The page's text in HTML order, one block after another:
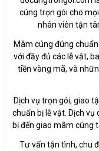
cúng trọn gói cho
nhân viên tận
Mâm cúng đúng
với đầy đủ các lễ vật,
tiền vàng mã, và
Dịch vụ trọn gói, giao
chuẩn bị lễ vật. Dịch
bị đến giao mâm cúng
Tư vấn tận tình, chu